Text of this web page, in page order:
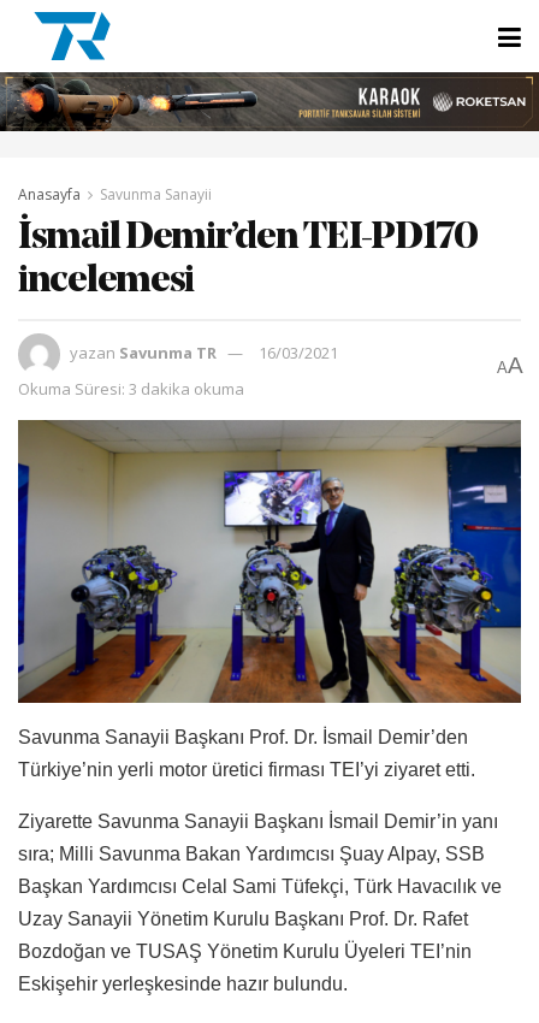
Anasayfa Savunma Sanayii
İsmail Demir’den TEI-PD170
incelemesi
yazan Savunma TR
16/03/2021
Okuma Süresi: 3 dakika okuma
AA
Savunma Sanayii Başkanı Prof. Dr. İsmail Demir’den
Türkiye’nin yerli motor üretici firması TEI’yi ziyaret etti.
Ziyarette Savunma Sanayii Başkanı İsmail Demir’in yanı
sıra; Milli Savunma Bakan Yardımcısı Şuay Alpay, SSB
Başkan Yardımcısı Celal Sami Tüfekçi, Türk Havacılık ve
Uzay Sanayii Yönetim Kurulu Başkanı Prof. Dr. Rafet
Bozdoğan ve TUSAŞ Yönetim Kurulu Üyeleri TEI’nin
Eskişehir yerleşkesinde hazır bulundu.